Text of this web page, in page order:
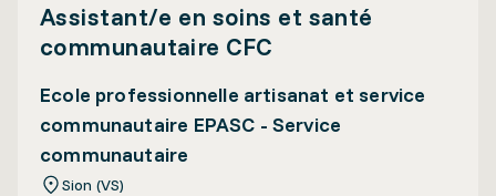
Assistant/e en soins et santé
communautaire CFC
Ecole professionnelle artisanat et service
communautaire EPASC - Service
communautaire
Sion (VS)